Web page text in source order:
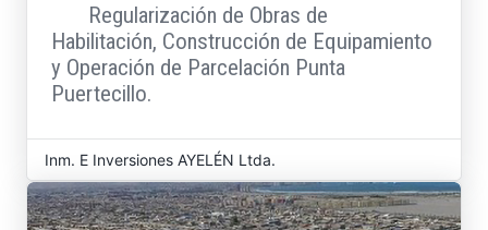
Regularización de Obras de
Habilitación, Construcción de Equipamiento
y Operación de Parcelación Punta
Puertecillo.
Inm. E Inversiones AYELÉN Ltda.